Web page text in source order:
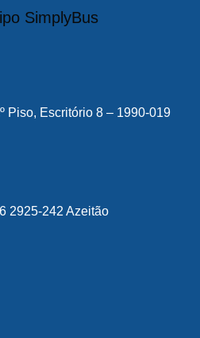
Piso, Escritório 8 – 1990-019
2925-242 Azeitão